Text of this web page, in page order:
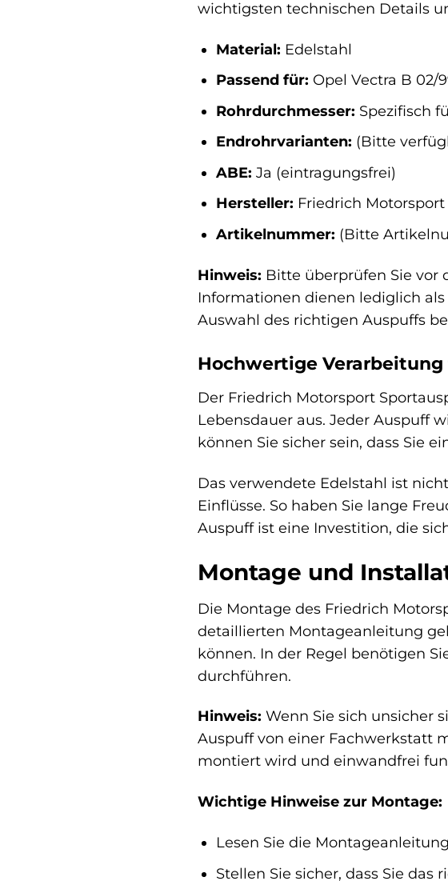
wichtigsten technischen Details
Material: Edelstahl
Passend für: Opel Vectra B 02/
Rohrdurchmesser: Spezifisch
Endrohrvarianten: (Bitte
ABE: Ja (eintragungsfrei)
Hersteller: Friedrich Motorsport
Artikelnummer: (Bitte
Hinweis: Bitte überprüfen Sie vor
Informationen dienen lediglich
Auswahl des richtigen Auspuffs
Hochwertige
Der Friedrich Motorsport
Lebensdauer aus. Jeder Auspuff
können Sie sicher sein, dass Sie
Das verwendete Edelstahl ist
Einflüsse. So haben Sie lange
Auspuff ist eine Investition, die
Montage und
Die Montage des Friedrich
detaillierten Montageanleitung
können. In der Regel benötigen
durchführen.
Hinweis: Wenn Sie sich unsicher
Auspuff von einer Fachwerkstatt
montiert wird und einwandfrei
Wichtige Hinweise zur Montage:
Lesen Sie die
Stellen Sie sicher, dass Sie das